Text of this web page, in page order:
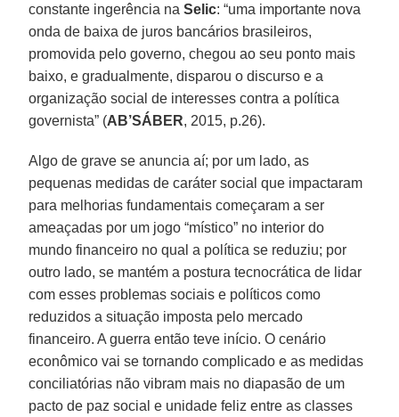
constante ingerência naSelic: “uma importante nova
onda de baixa de juros bancários brasileiros,
promovida pelo governo, chegou ao seu ponto mais
baixo, e gradualmente, disparou o discurso e a
organização social de interesses contra a política
governista” (AB’SÁBER, 2015, p.26).
Algo de grave se anuncia aí; por um lado, as
pequenas medidas de caráter social que impactaram
para melhorias fundamentais começaram a ser
ameaçadas por um jogo “místico” no interior do
mundo financeiro no qual a política se reduziu; por
outro lado, se mantém a postura tecnocrática de lidar
com esses problemas sociais e políticos como
reduzidos a situação imposta pelo mercado
financeiro. A guerra então teve início. O cenário
econômico vai se tornando complicado e as medidas
conciliatórias não vibram mais no diapasão de um
pacto de paz social e unidade feliz entre as classes